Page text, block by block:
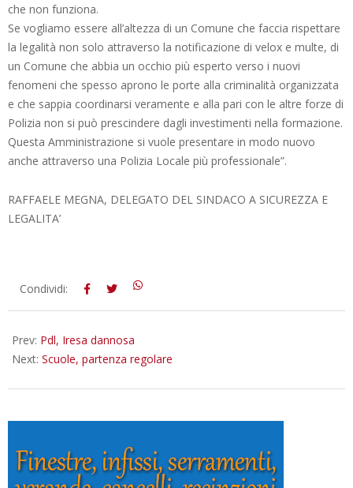
che non funziona.
Se vogliamo essere all’altezza di un Comune che faccia rispettare
la legalità non solo attraverso la notificazione di velox e multe, di
un Comune che abbia un occhio più esperto verso i nuovi
fenomeni che spesso aprono le porte alla criminalità organizzata
e che sappia coordinarsi veramente e alla pari con le altre forze di
Polizia non si può prescindere dagli investimenti nella formazione.
Questa Amministrazione si vuole presentare in modo nuovo
anche attraverso una Polizia Locale più professionale”.
RAFFAELE MEGNA, DELEGATO DEL SINDACO A SICUREZZA E
LEGALITA’
2013-
Condividi:
Prev: Pdl, Iresa dannosa
Next: Scuole, partenza regolare